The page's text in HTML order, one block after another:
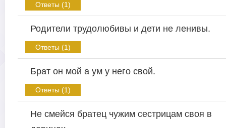
Ответы (1)
Родители трудолюбивы и дети не ленивы.
Ответы (1)
Брат он мой а ум у него свой.
Ответы (1)
Не смейся братец чужим сестрицам своя в